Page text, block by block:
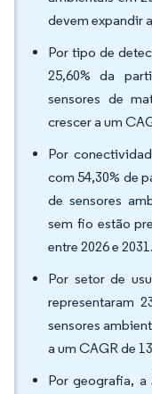
devem expandir
Por tipo de
25,60% da
sensores de
crescer a um
Por
com 54,30% de
de sensores
sem fio estão
entre 2026 e 2031.
Por setor de
representaram
sensores
a um CAGR de
Por geografia, a